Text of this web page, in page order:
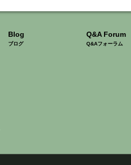
Blog
ブログ
Q&A Forum
Q&Aフォーラム